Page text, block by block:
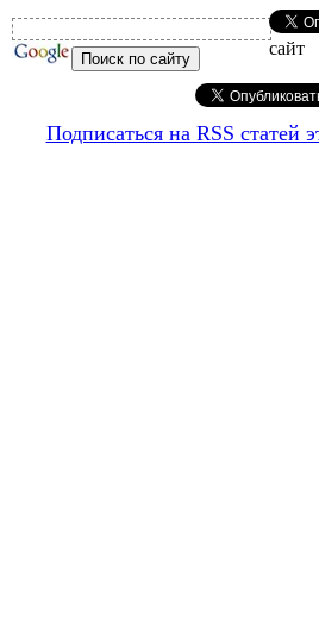
сайт
Подписаться на RSS статей